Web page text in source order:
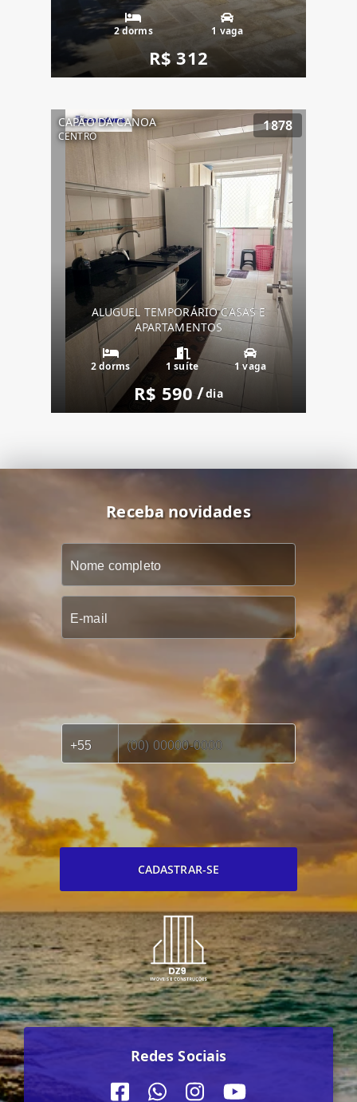
2 dorms 1 vaga
R$ 312
CAPÃO DA CANOA
CENTRO
1878
ALUGUEL TEMPORÁRIO CASAS E
APARTAMENTOS
2 dorms 1 suíte 1 vaga
R$ 590/dia
Receba novidades
CADASTRAR-SE
Redes Sociais